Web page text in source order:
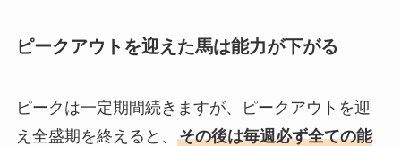
ピークアウトを迎えた馬は能力が下がる
ピークは一定期間続きますが、ピークアウトを迎
え全盛期を終えると、 その後は毎週必ず全ての能